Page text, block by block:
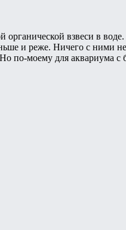
взвеси в воде.
и реже. Ничего с ними
по-моему для аквариума